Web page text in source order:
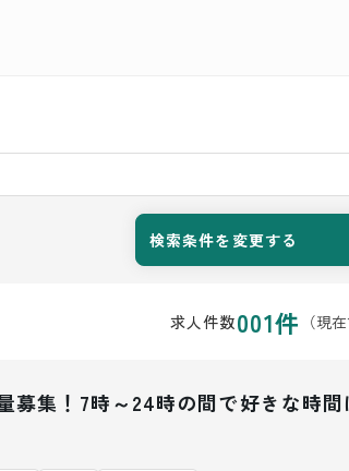
検索条件を変更する
求人件数001件 （現在
募集！7時～24時の間で好きな時